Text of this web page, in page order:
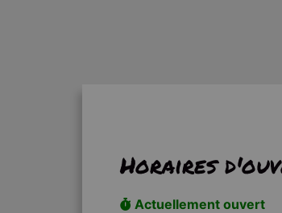
Horaires
Actuellement ouvert